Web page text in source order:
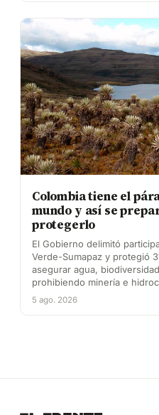
Colombia tiene el
mundo y así se
protegerlo
El Gobierno delimitó
Verde-Sumapaz y protegió
asegurar agua,
prohibiendo minería e
5 ago. 2026